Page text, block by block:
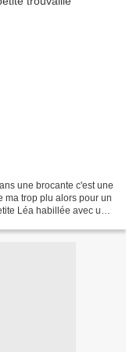
une brocante c'est une
ma trop plu alors pour un
Léa habillée avec une